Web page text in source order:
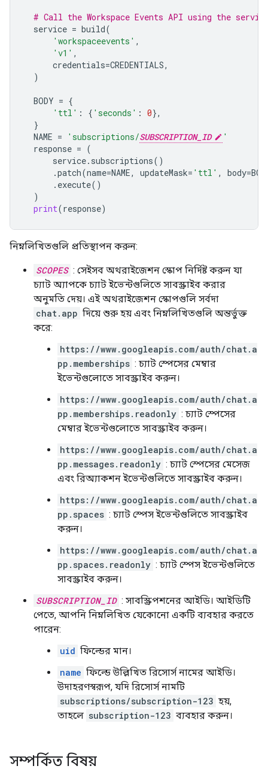
# Call the Workspace Events API using the
service = build(
'workspaceevents' ,
'v1' ,
credentials=CREDENTIALS,
)
BODY = {
'ttl' : { 'seconds' : 0},
}
NAME = 'subscriptions/SUBSCRIPTION_ID
'
response = (
service. subscriptions()
.patch(name=NAME, updateMask= 'ttl' , body=
. execute()
)
print(response)
নিম্নলিখিতগুলি প্রতিস্থাপন করুন:
SCOPES : সেইসব অথরাইজেশন স্কোপ নির্দিষ্ট করুন যা
চ্যাট অ্যাপকে চ্যাট ইভেন্টগুলিতে সাবস্ক্রাইব করার
অনুমতি দেয়। এই অথরাইজেশন স্কোপগুলি সর্বদা
chat.app দিয়ে শুরু হয় এবং নিম্নলিখিতগুলি অন্তর্ভুক্ত
করে:
https://www.googleapis.com/auth/chat.a
pp.memberships : চ্যাট স্পেসের মেম্বার
ইভেন্টগুলোতে সাবস্ক্রাইব করুন।
https://www.googleapis.com/auth/chat.a
pp.memberships.readonly : চ্যাট স্পেসের
মেম্বার ইভেন্টগুলোতে সাবস্ক্রাইব করুন।
https://www.googleapis.com/auth/chat.a
pp.messages.readonly : চ্যাট স্পেসের মেসেজ
এবং রিঅ্যাকশন ইভেন্টগুলিতে সাবস্ক্রাইব করুন।
https://www.googleapis.com/auth/chat.a
pp.spaces : চ্যাট স্পেস ইভেন্টগুলিতে সাবস্ক্রাইব
করুন।
https://www.googleapis.com/auth/chat.a
pp.spaces.readonly : চ্যাট স্পেস ইভেন্টগুলিতে
সাবস্ক্রাইব করুন।
SUBSCRIPTION_ID : সাবস্ক্রিপশনের আইডি। আইডিটি
পেতে, আপনি নিম্নলিখিত যেকোনো একটি ব্যবহার করতে
পারেন:
uid ফিল্ডের মান।
name ফিল্ডে উল্লিখিত রিসোর্স নামের আইডি।
উদাহরণস্বরূপ, যদি রিসোর্স নামটি
subscriptions/subscription-123 হয়,
তাহলে subscription-123 ব্যবহার করুন।
সম্পর্কিত বিষয়